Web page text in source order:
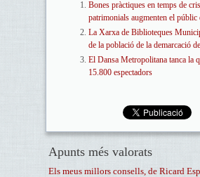
Bones pràctiques en temps de
patrimonials augmenten el públic
La Xarxa de Biblioteques
de la població de la demarcació
El Dansa Metropolitana tanca la
15.800 espectadors
Apunts més valorats
Els meus millors consells, de Ricard